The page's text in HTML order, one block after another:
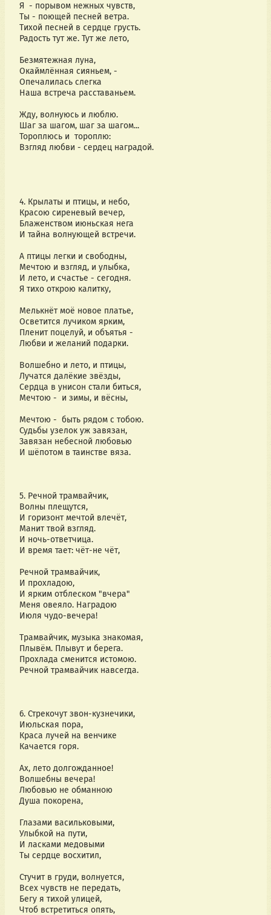
Я  - порывом нежных чувств,
Ты - поющей песней ветра.
Тихой песней в сердце грусть.
Радость тут же. Тут же лето,
Безмятежная луна,
Окаймлённая сияньем, -
Опечалилась слегка
Наша встреча расставаньем.
Жду, волнуюсь и люблю.
Шаг за шагом, шаг за шагом...
Тороплюсь и  тороплю:
Взгляд любви - сердец наградой.
4. Крылаты и птицы, и небо,
Красою сиреневый вечер,
Блаженством июньская нега
И тайна волнующей встречи.
А птицы легки и свободны,
Мечтою и взгляд, и улыбка,
И лето, и счастье - сегодня.
Я тихо открою калитку,
Мелькнёт моё новое платье,
Осветится лучиком ярким,
Пленит поцелуй, и объятья -
Любви и желаний подарки.
Волшебно и лето, и птицы,
Лучатся далёкие звёзды,
Сердца в унисон стали биться,
Мечтою -  и зимы, и вёсны,
Мечтою -  быть рядом с тобою.
Судьбы узелок уж завязан,
Завязан небесной любовью
И шёпотом в таинстве вяза.
5. Речной трамвайчик,
Волны плещутся,
И горизонт мечтой влечёт,
Манит твой взгляд.
И ночь-ответчица.
И время тает: чёт-не чёт,
Речной трамвайчик,
И прохладою,
И ярким отблеском "вчера"
Меня овеяло. Наградою
Июля чудо-вечера!
Трамвайчик, музыка знакомая,
Плывём. Плывут и берега.
Прохлада сменится истомою.
Речной трамвайчик навсегда.
6. Стрекочут звон-кузнечики,
Июльская пора,
Краса лучей на венчике
Качается горя.
Ах, лето долгожданное!
Волшебны вечера!
Любовью не обманною
Душа покорена,
Глазами васильковыми,
Улыбкой на пути,
И ласками медовыми
Ты сердце восхитил,
Стучит в груди, волнуется,
Всех чувств не передать,
Бегу я тихой улицей,
Чтоб встретиться опять,